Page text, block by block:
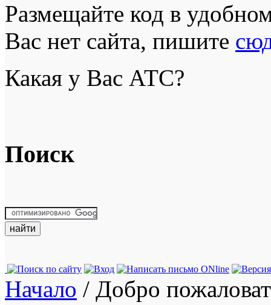
Размещайте код в
Вас нет сайта, пишите
Какая у Вас АТС?
Поиск
Начало / Добро